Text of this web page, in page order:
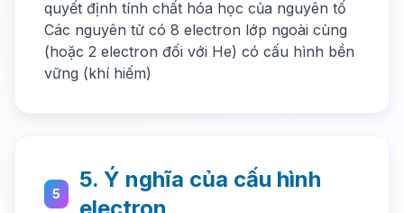
quyết định tính chất hóa học của nguyên tố
Các nguyên tử có 8 electron lớp ngoài cùng
(hoặc 2 electron đối với He) có cấu hình bền
vững (khí hiếm)
5
5. Ý nghĩa của cấu hình